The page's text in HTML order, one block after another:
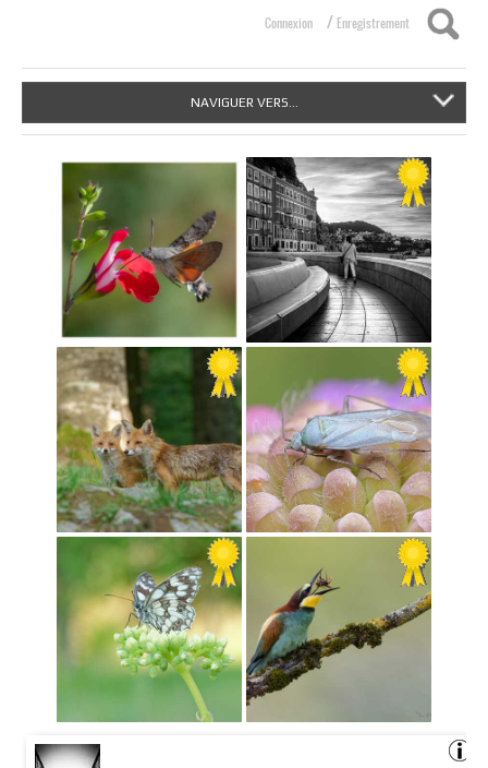
Connexion / Enregistrement
NAVIGUER VERS...